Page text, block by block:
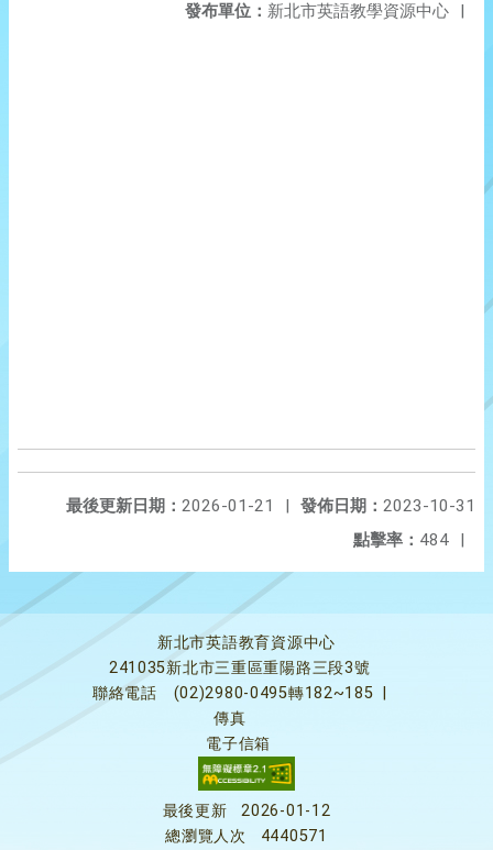
發布單位： 新北市英語教學資源中心 |
發佈日期： 2023-10-31
最後更新日期： 2026-01-21
|
點擊率： 484 |
新北市英語教育資源中心
241035新北市三重區重陽路三段3號
聯絡電話
(02)2980-0495轉182~185
傳真
電子信箱
最後更新
2026-01-12
總瀏覽人次
4440571